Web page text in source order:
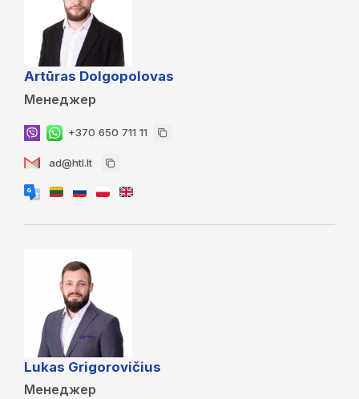
Artūras Dolgopolovas
Менеджер
+370 650 711 11
ad@htl.lt
Lukas Grigorovičius
Менеджер